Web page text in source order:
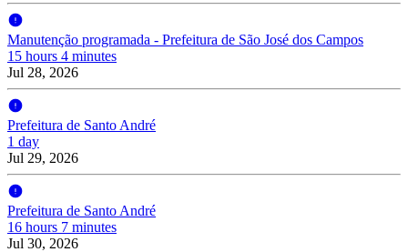
Manutenção programada - Prefeitura de São José dos Campos
15 hours 4 minutes
Jul 28, 2026
Prefeitura de Santo André
1 day
Jul 29, 2026
Prefeitura de Santo André
16 hours 7 minutes
Jul 30, 2026